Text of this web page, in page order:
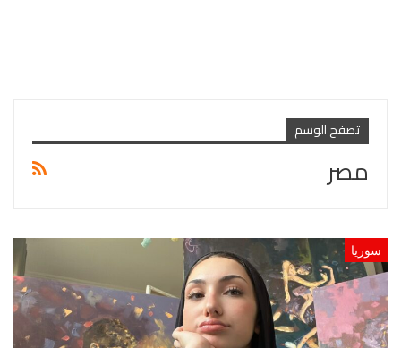
تصفح الوسم
مصر
سوريا